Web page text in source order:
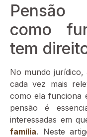
como
tem
No mundo jurídico,
cada vez mais
como ela funciona
pensão é
interessadas em
família. Neste